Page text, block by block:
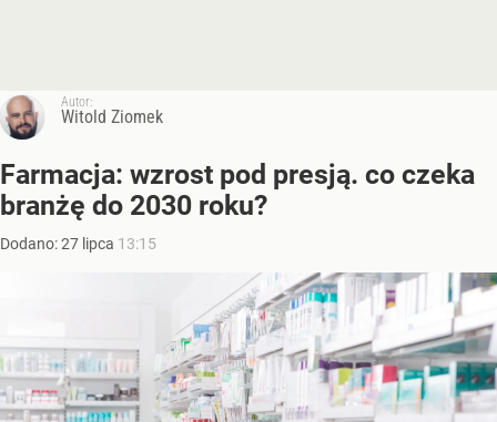
Autor:
Witold Ziomek
Farmacja: wzrost pod presją. co czeka
branżę do 2030 roku?
Dodano:27 lipca 13:15